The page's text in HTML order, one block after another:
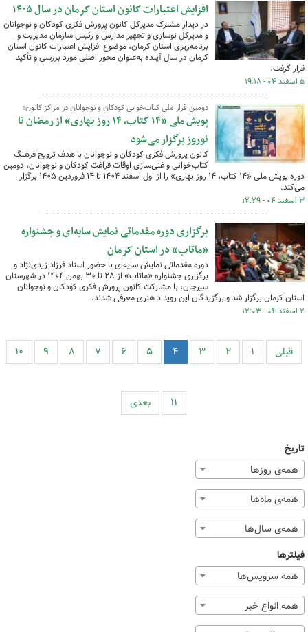
افزایش اعتبارات کانون استان کرمان در سال ۱۴۰۵
در دیدار مشترک مدیرکل کانون پرورش فکری کودکان و نوجوانان
و مدیرکل نوسازی و تجهیز مدارس و رئیس سازمان مدیریت و
برنامه‌ریزی استان کرمان، موضوع افزایش اعتبارات کانون استان
کرمان در سال آینده به‌عنوان محور اصلی مورد بررسی و تأکید
قرار گرفت.
۵ اسفند ۰۴ - ۱۹:۱۸
دومین قرار ملی کتاب‌خوانی کودکان و نوجوانان در مراکز کانون؛
پویش ملی «۱۴ کتاب، ۱۴ روز بهاری» از رمضان تا
نوروز برگزار می‌شود
کانون پرورش فکری کودکان و نوجوانان با هدف ترویج فرهنگ
کتاب‌خوانی و غنی‌سازی اوقات فراغت کودکان و نوجوانان، دومین
دوره پویش ملی «۱۴ کتاب، ۱۴ روز بهاری» را از اول اسفند ۱۴۰۴ تا ۱۴ فروردین ۱۴۰۵ برگزار
می‌کند.
۳ اسفند ۰۴ - ۱۲:۲۹
برگزاری دوره مقدماتی نمایش سایه‌ای و جشنواره
«ماتاب» در استان کرمان
دوره مقدماتی نمایش سایه‌ای با حضور استاد فرزاد زیدی‌نژاد و
برگزاری جشنواره «ماتاب» از ۲۸ تا ۳۰ بهمن ۱۴۰۴ در شهرستان
سیرجان، با مشارکت کانون پرورش فکری کودکان و نوجوانان
استان کرمان برگزار شد و برگزیدگان این رویداد هنری معرفی شدند.
۲ اسفند ۰۴ - ۱۲:۰۳
قبلی ۱ ۲ ۳ ۴ ۵ ۶ ۷ ۸ ۹ ۱۰
۱۱ بعدی
تاریخ
همه‌ی روزها
همه‌ی ماه‌ها
همه‌ی سال‌ها
فیلترها
همه سرویس‌ها
همه انواع خبر